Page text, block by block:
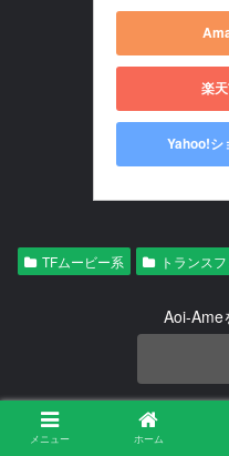
楽
Yahoo!シ
TFムービー系 トランス
Aoi-Ame
メニュー ホーム